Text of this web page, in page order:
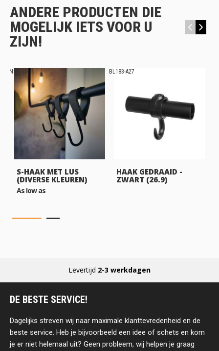
ANDERE PRODUCTEN DIE
MOGELIJK IETS VOOR U
ZIJN!
‹ ›
NSH-15
S-HAAK MET LUS
(DIVERSE KLEUREN)
As low as
BL183-A27
HAAK GEDRAAID -
ZWART (26.9)
Levertijd 2-3 werkdagen
DE BESTE SERVICE!
Dagelijks streven wij naar maximale klanttevredenheid en de
beste service. Heb je bijvoorbeeld een idee of schets en kom
je er niet helemaal uit? Geen probleem, wij helpen je graag